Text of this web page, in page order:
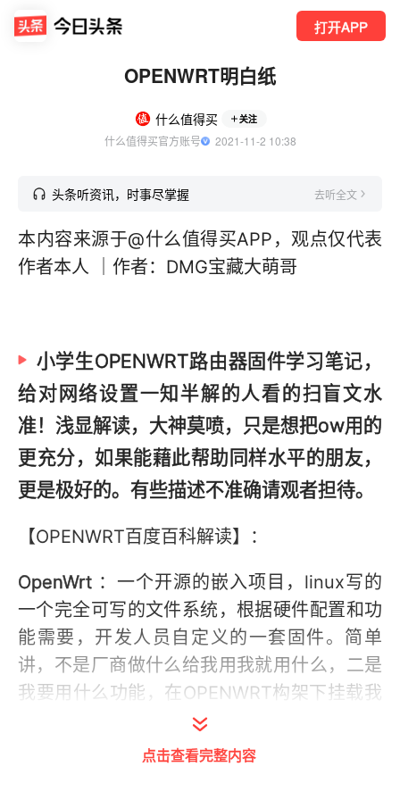
打开APP
OPENWRT明白纸
什么值得买 关注
什么值得买官方账号
  2021-11-2 10:38
头条听资讯，时事尽掌握 去听全文
本内容来源于@什么值得买APP，观点仅代表
作者本人 ｜作者：DMG宝藏大萌哥
小学生OPENWRT路由器固件学习笔记，
给对网络设置一知半解的人看的扫盲文水
准！浅显解读，大神莫喷，只是想把ow用的
更充分，如果能藉此帮助同样水平的朋友，
更是极好的。有些描述不准确请观者担待。
【OPENWRT百度百科解读】：
OpenWrt ：一个开源的嵌入项目，linux写的
一个完全可写的文件系统，根据硬件配置和功
能需要，开发人员自定义的一套固件。简单
讲，不是厂商做什么给我用我就用什么，二是
我要用什么功能，在OPENWRT构架下挂载我
想要的功能，以方便应用实践。
但是OW并不限于路由器，可以广泛的应用于
点击查看完整内容